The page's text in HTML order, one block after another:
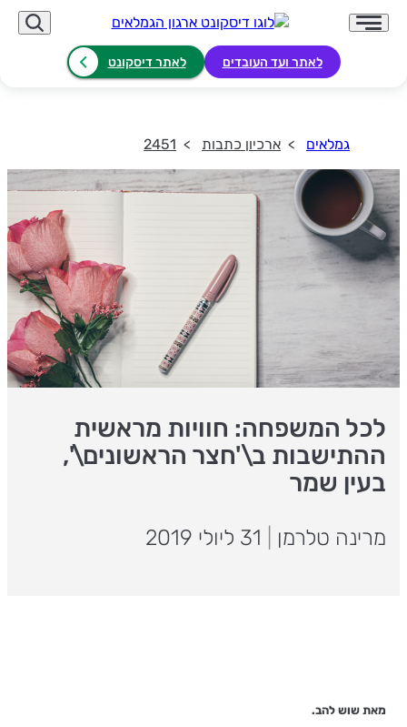
לאתר ועד העובדים לאתר דיסקונט
גמלאים ארכיון כתבות 2451
לכל המשפחה: חוויות מראשית
ההתישבות ב\'חצר הראשונים\',
בעין שמר
מרינה טלרמן
מאת שוש להב.